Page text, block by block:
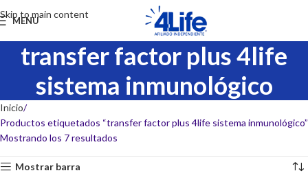
Skip to main content
MENU
transfer factor plus 4life
sistema inmunológico
Inicio
Productos etiquetados “transfer factor plus 4life sistema inmunológico”
Mostrando los 7 resultados
Mostrar barra